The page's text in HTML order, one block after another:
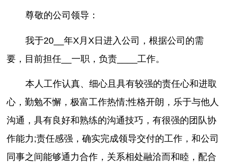
尊敬的公司领导：
我于20__年X月X日进入公司，根据公司的需
要，目前担任__一职，负责____工作。
本人工作认真、细心且具有较强的责任心和进取
心，勤勉不懈，极富工作热情;性格开朗，乐于与他人
沟通，具有良好和熟练的沟通技巧，有很强的团队协
作能力;责任感强，确实完成领导交付的工作，和公司
同事之间能够通力合作，关系相处融洽而和睦，配合